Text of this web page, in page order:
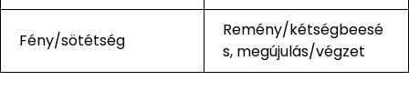
Fény/sötétség
Remény/kétségbeesé
s, megújulás/végzet